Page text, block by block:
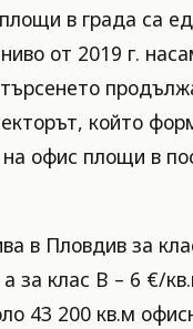
в града са
от 2019 г.
който
на офис площи в
в Пловдив за
за клас B – 6 €/
43 200 кв.м